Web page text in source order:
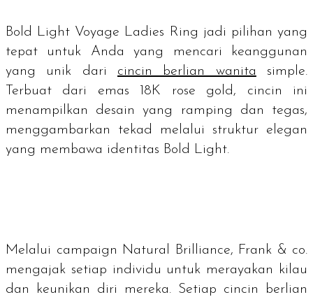
Bold Light Voyage Ladies Ring jadi pilihan yang
tepat untuk Anda yang mencari keanggunan
yang unik dari cincin berlian wanita simple.
Terbuat dari emas 18K
rose gold , cincin ini
menampilkan desain yang ramping dan tegas,
menggambarkan tekad melalui struktur elegan
yang membawa identitas Bold Light.
Melalui campaign Natural Brilliance, Frank & co.
mengajak setiap individu untuk merayakan kilau
dan keunikan diri mereka. Setiap cincin berlian